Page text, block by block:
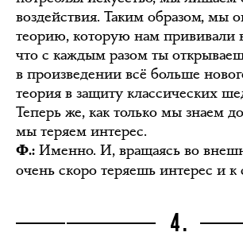
воздействия. Таким образом, мы
теорию, которую нам прививали
что с каждым разом ты
в произведении всё больше
теория в защиту классических
Теперь же, как только мы знаем
мы теряем интерес.
Ф.: Именно. И, вращаясь во
очень скоро теряешь интерес и к
4.